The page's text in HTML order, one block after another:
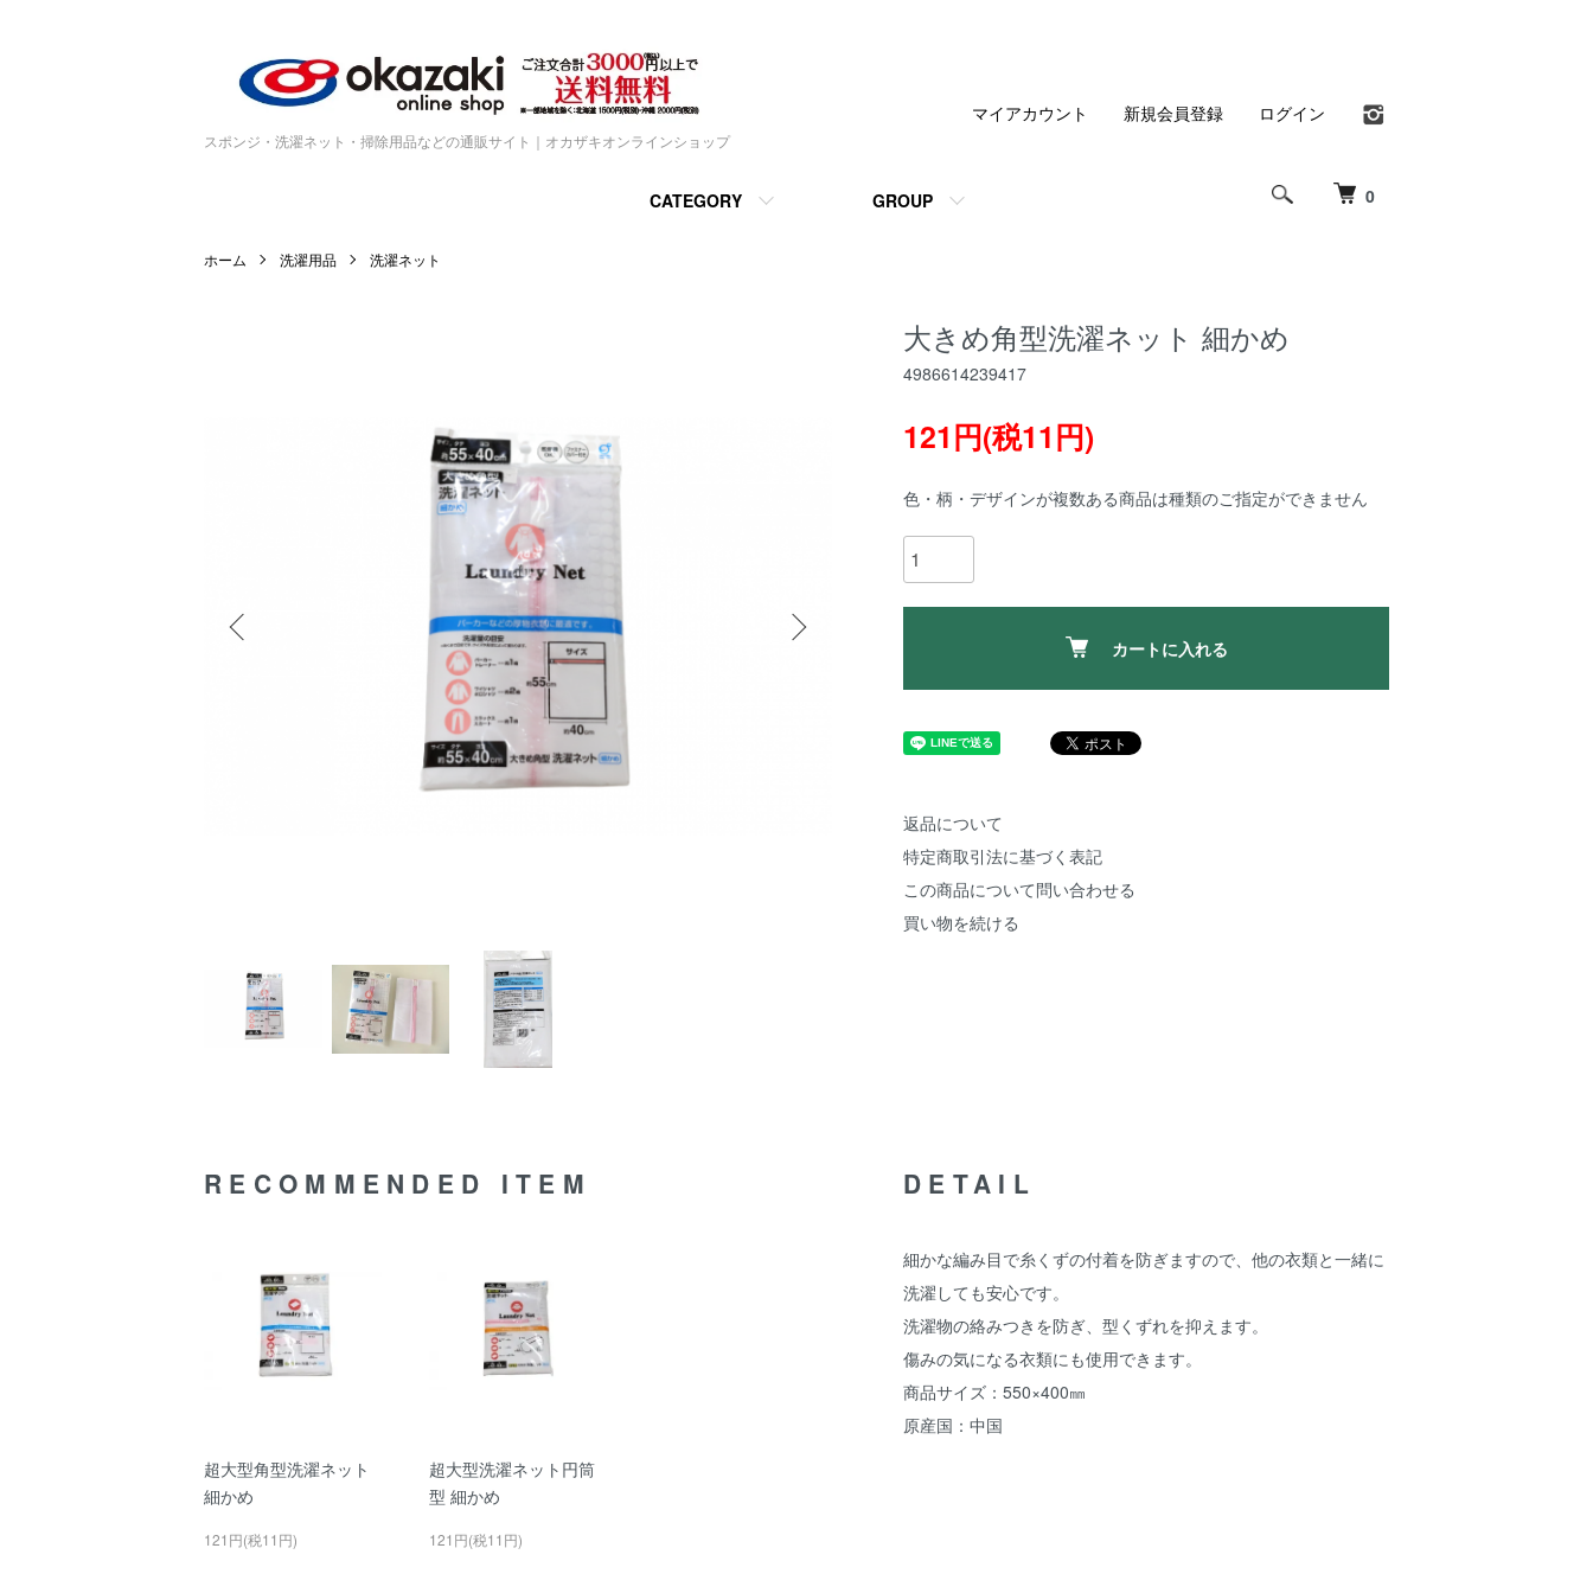
スポンジ・洗濯ネット・掃除用品などの通販サイト｜オカザキオンラインショップ
0
CATEGORY GROUP
マイアカウント 新規会員登録 ログイン
ホーム 洗濯用品 洗濯ネット
大きめ角型洗濯ネット 細かめ
4986614239417
121円(税11円)
色・柄・デザインが複数ある商品は種類のご指定ができません
カートに入れる
返品について
特定商取引法に基づく表記
この商品について問い合わせる
買い物を続ける
DETAIL
細かな編み目で糸くずの付着を防ぎますので、他の衣類と一緒に
洗濯しても安心です。
洗濯物の絡みつきを防ぎ、型くずれを抑えます。
傷みの気になる衣類にも使用できます。
商品サイズ：550×400㎜
原産国：中国
RECOMMENDED ITEM
超大型角型洗濯ネット
細かめ
121円(税11円)
超大型洗濯ネット円筒
型 細かめ
121円(税11円)